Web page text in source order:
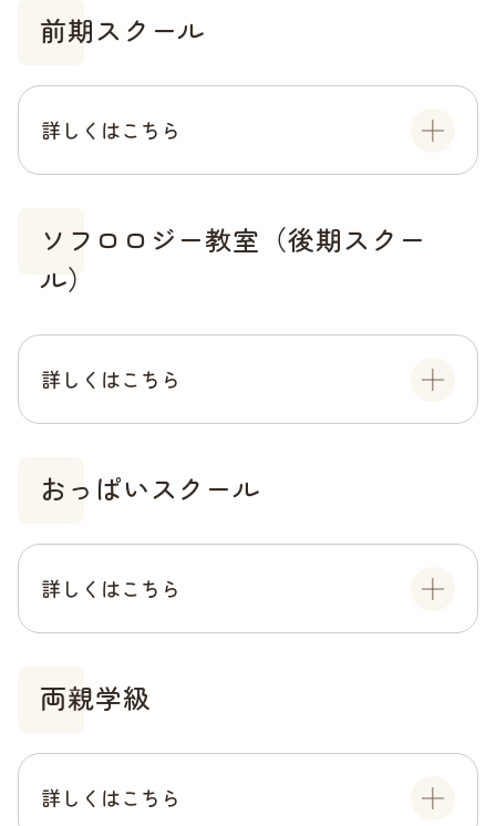
前期スクール
詳しくはこちら
ソフロロジー教室（後期スクー
ル）
詳しくはこちら
おっぱいスクール
詳しくはこちら
両親学級
詳しくはこちら